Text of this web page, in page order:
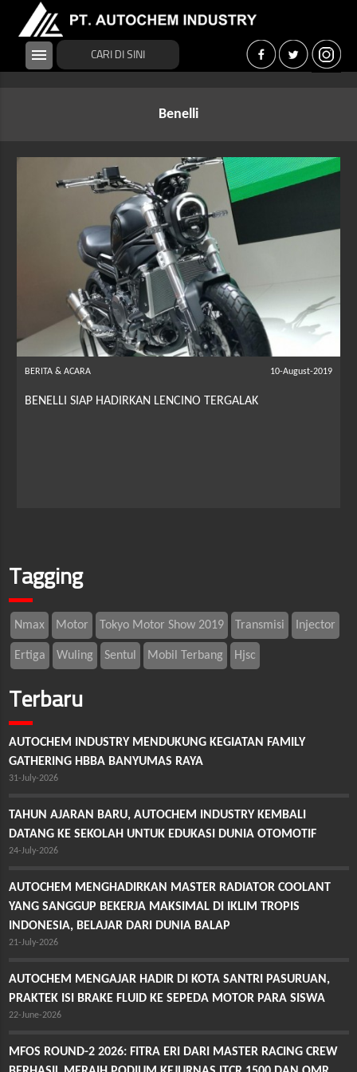
menu
Benelli
BERITA & ACARA 10-August-2019
BENELLI SIAP HADIRKAN LENCINO TERGALAK
Tagging
Nmax Motor Tokyo Motor Show 2019 Transmisi Injector
Ertiga Wuling Sentul Mobil Terbang Hjsc
Terbaru
AUTOCHEM INDUSTRY MENDUKUNG KEGIATAN FAMILY
GATHERING HBBA BANYUMAS RAYA
31-July-2026
TAHUN AJARAN BARU, AUTOCHEM INDUSTRY KEMBALI
DATANG KE SEKOLAH UNTUK EDUKASI DUNIA OTOMOTIF
24-July-2026
AUTOCHEM MENGHADIRKAN MASTER RADIATOR COOLANT
YANG SANGGUP BEKERJA MAKSIMAL DI IKLIM TROPIS
INDONESIA, BELAJAR DARI DUNIA BALAP
21-July-2026
AUTOCHEM MENGAJAR HADIR DI KOTA SANTRI PASURUAN,
PRAKTEK ISI BRAKE FLUID KE SEPEDA MOTOR PARA SISWA
22-June-2026
MFOS ROUND-2 2026: FITRA ERI DARI MASTER RACING CREW